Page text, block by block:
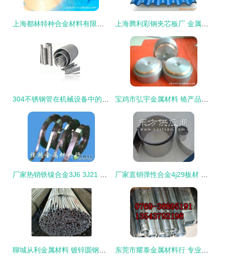
上海都林特种合金材料有限公司——电子加工与金属材料产品列表 上海腾利彩钢夹芯板厂 金属建材与五金交电产品概览
304不锈钢管在机械设备中的应用与天津盛茂特钢金属材料实业公司的优势 宝鸡市弘宇金属材料 铬产品列表
厂家热销铁镍合金3J6 3J21 3J22 冶金矿产领域的精密之选 厂家直销弹性合金4j29板材 抗疲劳与铁镍定膨胀玻封合金板的理想选择
聊城从利金属材料 镀锌圆钢厂家的优选之选 东莞市耀泰金属材料行 专业供应7075铝板、7475铝管及多类精密金属材料